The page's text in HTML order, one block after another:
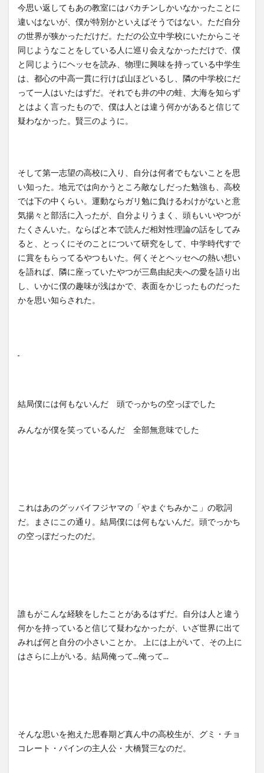
今思い返してもあの教室にはバカチンしかいなかったことに
違いはないが、僕が特別かといえばそうではない。ただ自分
の世界が狭かっただけだ。ただの公立中学校にいたからこそ
同じようなことをしている人に巡り会えなかっただけで、僕
と同じようにヘッセを読み、物理に興味を持っている中学生
は、都心の中高一貫に行けば山ほどいるし、隣の中学校にだ
って一人はいたはずだ。それでも井の中の蛙、大海を知らず
とはよく言ったもので、僕は人とは違う何かがあると信じて
疑わなかった。賢三のように。
そして第一志望の高校に入り、自分は何者でもないことを思
い知った。地元では向かうところ敵なしだった勉強も、高校
では下の中くらい。運動ならガリ勉に負けるわけがないと意
気揚々と部活に入ったが、自分よりうまく、頭もいいやつが
たくさんいた。ならばと本で読んだ相対性理論の話をしてみ
ると、とっくにそのことについて研究をして、中学時代すで
に賞をもらってるやつもいた。何くそとヘッセへの熱い想い
を語れば、隣に座っていたやつが三島由紀夫への愛を語り出
し、いかに僕の趣味が浅はかで、表面をかじったものだった
かを思い知らされた。
結局僕には何もないんだ 頭でっかちの空っぽでした
みんなが僕を笑っているんだ 全部無意味でした
これはあのグッバイフジヤマの「やまぐちみかこ」の歌詞
だ。まさにこの通り。結局僕には何もないんだ。頭でっかち
の空っぽだったのだ。
誰もがこんな経験をしたことがあるはずだ。自分は人と違う
何かを持っていると信じて疑わなかったが、いざ世界に出て
みれば何と自分の小さいことか。 上には上がいて、その上に
はさらに上がいる。結局俺って...俺って...
そんな思いを抱えた思春期ど真ん中の高校生が、グミ・チョ
コレート・パインの主人公・大橋賢三なのだ。